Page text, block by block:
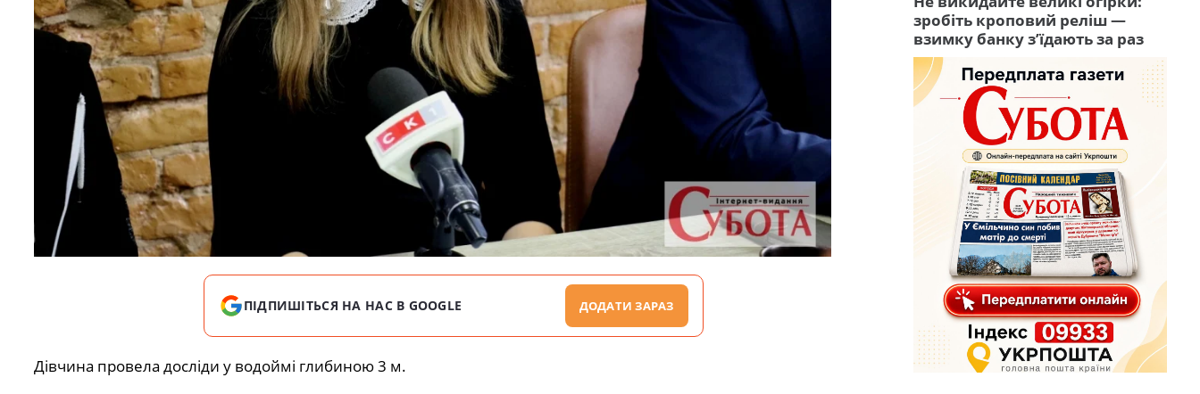
ПІДПИШІТЬСЯ НА НАС В GOOGLE ДОДАТИ ЗАРАЗ
Дівчина провела досліди у водоймі глибиною 3 м.
зробіть кроповий реліш —
взимку банку з’їдають за раз